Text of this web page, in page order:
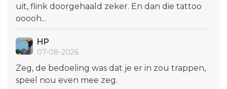
uit, flink doorgehaald zeker. En dan die tattoo
ooooh...
HP
07-08-2026
Zeg, de bedoeling was dat je er in zou trappen,
speel nou even mee zeg.